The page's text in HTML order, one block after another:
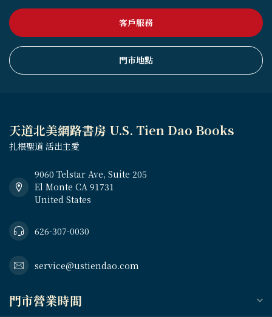
客戶服務
門市地點
天道北美網路書房 U.S. Tien Dao Books
扎根聖道 活出主愛
9060 Telstar Ave, Suite 205
El Monte CA 91731
United States
626-307-0030
service@ustiendao.com
門市營業時間